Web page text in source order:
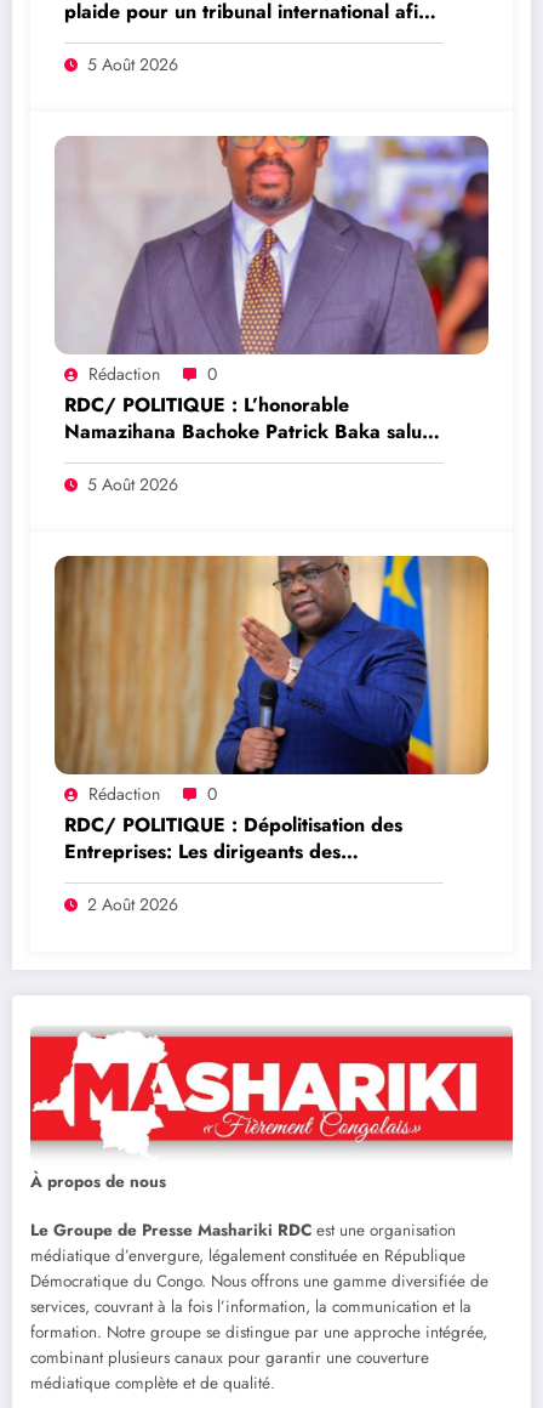
plaide pour un tribunal international afin
de rendre justice aux victimes des conflits
en RDC
5 Août 2026
Rédaction 0
RDC/ POLITIQUE : L’honorable
Namazihana Bachoke Patrick Baka salue
la suspension de l’arrêté interministériel
sur l’économie numérique
5 Août 2026
Rédaction 0
RDC/ POLITIQUE : Dépolitisation des
Entreprises: Les dirigeants des
entreprises publiques bientôt recrutés par
concours
2 Août 2026
À propos de nous
Le Groupe de Presse Mashariki RDC est une organisation
médiatique d’envergure, légalement constituée en République
Démocratique du Congo. Nous offrons une gamme diversifiée de
services, couvrant à la fois l’information, la communication et la
formation. Notre groupe se distingue par une approche intégrée,
combinant plusieurs canaux pour garantir une couverture
médiatique complète et de qualité.